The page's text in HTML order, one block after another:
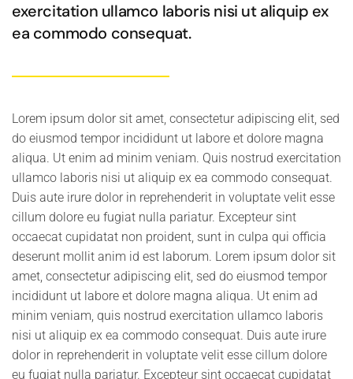
exercitation ullamco laboris nisi ut aliquip ex
ea commodo consequat.
Lorem ipsum dolor sit amet, consectetur adipiscing elit, sed
do eiusmod tempor incididunt ut labore et dolore magna
aliqua. Ut enim ad minim veniam. Quis nostrud exercitation
ullamco laboris nisi ut aliquip ex ea commodo consequat.
Duis aute irure dolor in reprehenderit in voluptate velit esse
cillum dolore eu fugiat nulla pariatur. Excepteur sint
occaecat cupidatat non proident, sunt in culpa qui officia
deserunt mollit anim id est laborum. Lorem ipsum dolor sit
amet, consectetur adipiscing elit, sed do eiusmod tempor
incididunt ut labore et dolore magna aliqua. Ut enim ad
minim veniam, quis nostrud exercitation ullamco laboris
nisi ut aliquip ex ea commodo consequat. Duis aute irure
dolor in reprehenderit in voluptate velit esse cillum dolore
eu fugiat nulla pariatur. Excepteur sint occaecat cupidatat